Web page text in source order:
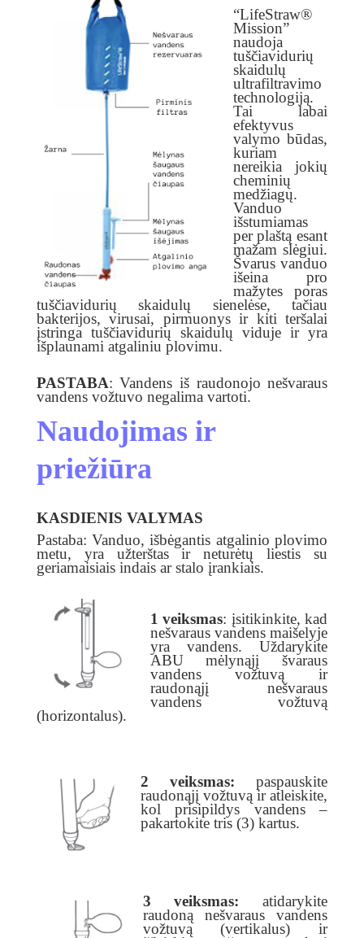
“LifeStraw®
Mission”
naudoja
tuščiavidurių
skaidulų
ultrafiltravimo
technologiją.
Tai labai
efektyvus
valymo būdas,
kuriam
nereikia jokių
cheminių
medžiagų.
Vanduo
išstumiamas
per plaštą esant
mažam slėgiui.
Švarus vanduo
išeina pro
mažytes poras
tuščiavidurių skaidulų sienelėse, tačiau
bakterijos, virusai, pirmuonys ir kiti teršalai
įstringa tuščiavidurių skaidulų viduje ir yra
išplaunami atgaliniu plovimu.
PASTABA: Vandens iš raudonojo nešvaraus
vandens vožtuvo negalima vartoti.
Naudojimas ir
priežiūra
KASDIENIS VALYMAS
Pastaba: Vanduo, išbėgantis atgalinio plovimo
metu, yra užterštas ir neturėtų liestis su
geriamaisiais indais ar stalo įrankiais.
1 veiksmas: įsitikinkite, kad
nešvaraus vandens maišelyje
yra vandens. Uždarykite
ABU mėlynąjį švaraus
vandens vožtuvą ir
raudonąjį nešvaraus
vandensvožtuvą
(horizontalus).
2 veiksmas: paspauskite
raudonąjį vožtuvą ir atleiskite,
kol prisipildys vandens –
pakartokite tris (3) kartus.
3 veiksmas: atidarykite
raudoną nešvaraus vandens
vožtuvą (vertikalus) ir